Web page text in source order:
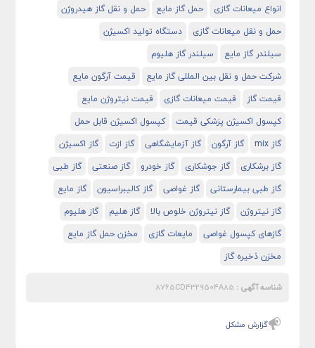
انواع میعانات گازی
حمل گاز مایع
حمل و نقل گاز هیدروژن
حمل و نقل میعانات گازی
دستگاه تولید اکسیژن
سیلندر گاز مایع
سیلندر گاز هلیوم
شرکت حمل و نقل بین المللی گاز مایع
قیمت آرگون مایع
قیمت گاز
قیمت میعانات گازی
قیمت نیتروژن مایع
کپسول اکسیژن پزشکی قیمت
کپسول اکسیژن قابل حمل
گاز mix
گاز آرگون گاز آزمایشگاهی گاز ازت
گاز اکسیژن
گاز برشکاری
گاز جوشکاری گاز خودرو گاز صنعتی
گاز طبی
گاز طبی بیمارستانی
گاز غواصی گاز کالیبراسیون
گاز مایع
گاز نیتروژن
گاز نیتروژن خلوص بالا گاز هلیم
گاز هلیوم
گازهای کپسول غواصی
مایعات گازی
مخزن حمل گاز مایع
مخزن ذخیره گاز
شناسه آگهی :
گزارش مشکل